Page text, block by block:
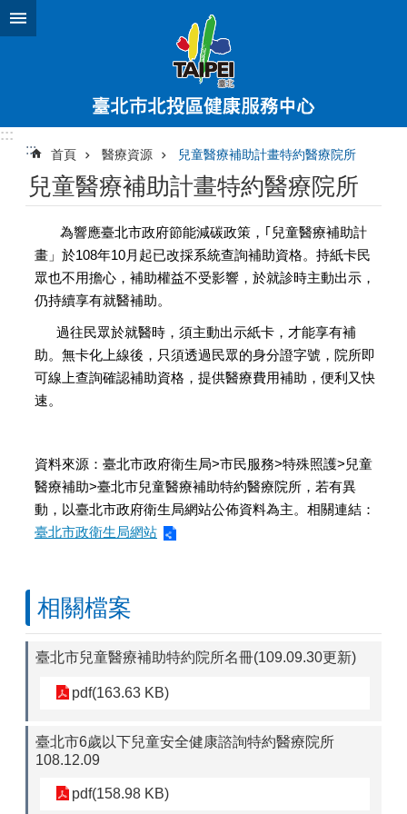
跳到主要內容區塊
:::
:::
首頁 醫療資源 兒童醫療補助計畫特約醫療院所
兒童醫療補助計畫特約醫療院所
為響應臺北市政府節能減碳政策，｢兒童醫療補助計
畫」於108年10月起已改採系統查詢補助資格。持紙卡民
眾也不用擔心，補助權益不受影響，於就診時主動出示，
仍持續享有就醫補助。
過往民眾於就醫時，須主動出示紙卡，才能享有補
助。無卡化上線後，只須透過民眾的身分證字號，院所即
可線上查詢確認補助資格，提供醫療費用補助，便利又快
速。
資料來源：臺北市政府衛生局>市民服務>特殊照護>兒童
醫療補助>臺北市兒童醫療補助特約醫療院所，若有異
動，以臺北市政府衛生局網站公佈資料為主。相關連結：
臺北市政衛生局網站
相關檔案
臺北市兒童醫療補助特約院所名冊(109.09.30更新)
pdf(163.63 KB)
臺北市6歲以下兒童安全健康諮詢特約醫療院所
108.12.09
pdf(158.98 KB)